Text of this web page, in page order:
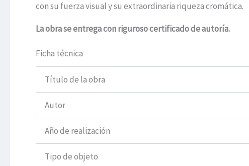
con su fuerza visual y su extraordinaria riqueza cromática.
La obra se entrega con riguroso certificado de autoría.
Ficha técnica
Título de la obra
Autor
Año de realización
Tipo de objeto